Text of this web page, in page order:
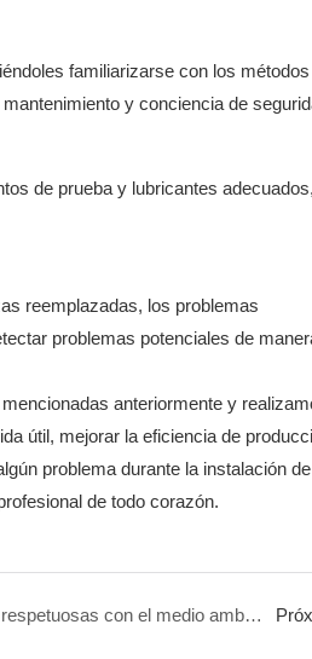
familiarizarse con los
y conciencia de
de prueba y lubricantes adecuados,
reemplazadas, los problemas
problemas potenciales de
anteriormente y
útil, mejorar la eficiencia de
problema durante la instalación
de todo corazón.
Máquinas de soldar respetuosas con el medio ambiente: una elección inteligente acorde con el desarrollo de los nuevos tiempos